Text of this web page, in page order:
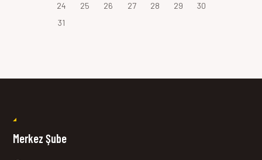
24
25 26 27 28 29
30
31
Merkez Şube